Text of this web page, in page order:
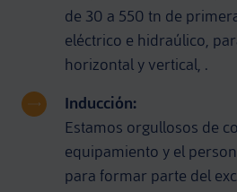
de 30 a 550 tn de
eléctrico e hidraúlico,
horizontal y vertical, .
Inducción:
Estamos orgullosos de
equipamiento y el
para formar parte del